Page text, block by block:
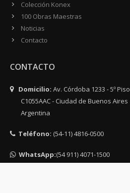
Colección Konex
100 Obras Maestras
Noticias
Contacto
CONTACTO
Domicilio: Av. Córdoba 1233 - 5º Piso
C1055AAC - Ciudad de Buenos Aires
Argentina
Teléfono: (54-11) 4816-0500
WhatsApp:(54 911) 4071-1500